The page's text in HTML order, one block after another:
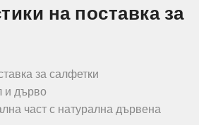
на поставка за
за салфетки
и дърво
част с натурална дървена